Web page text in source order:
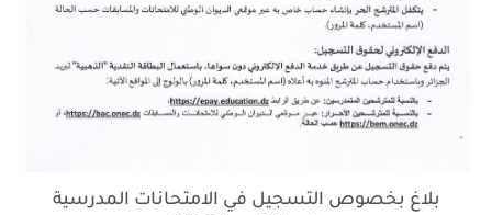
بلاغ بخصوص التسجيل في الامتحانات المدرسية